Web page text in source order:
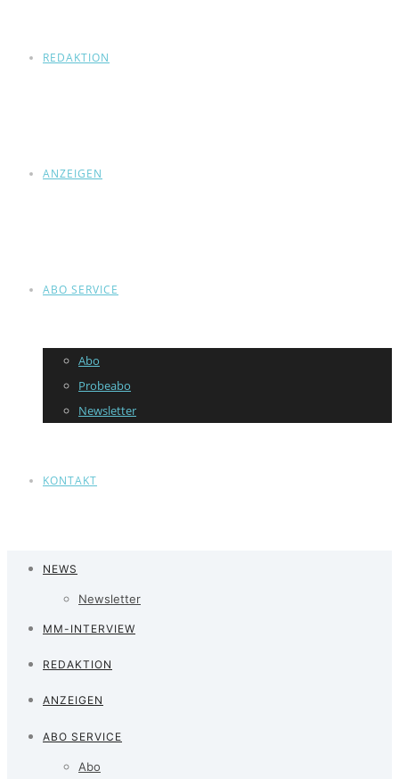
REDAKTION
ANZEIGEN
ABO SERVICE
Abo
Probeabo
Newsletter
KONTAKT
NEWS
Newsletter
MM-INTERVIEW
REDAKTION
ANZEIGEN
ABO SERVICE
Abo